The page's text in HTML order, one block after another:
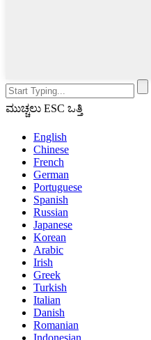
ಮುಚ್ಚಲು ESC ಒತ್ತಿ
English
Chinese
French
German
Portuguese
Spanish
Russian
Japanese
Korean
Arabic
Irish
Greek
Turkish
Italian
Danish
Romanian
Indonesian